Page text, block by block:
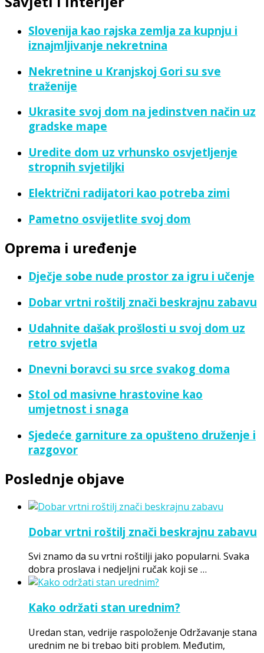
Slovenija kao rajska zemlja za kupnju i
iznajmljivanje nekretnina
Nekretnine u Kranjskoj Gori su sve
traženije
Ukrasite svoj dom na jedinstven način uz
gradske mape
Uredite dom uz vrhunsko osvjetljenje
stropnih svjetiljki
Električni radijatori kao potreba zimi
Pametno osvijetlite svoj dom
Oprema i uređenje
Dječje sobe nude prostor za igru i učenje
Dobar vrtni roštilj znači beskrajnu zabavu
Udahnite dašak prošlosti u svoj dom uz
retro svjetla
Dnevni boravci su srce svakog doma
Stol od masivne hrastovine kao
umjetnost i snaga
Sjedeće garniture za opušteno druženje i
razgovor
Poslednje objave
Dobar vrtni roštilj znači beskrajnu zabavu
Svi znamo da su vrtni roštilji jako popularni. Svaka
dobra proslava i nedjeljni ručak koji se …
Kako održati stan urednim?
Uredan stan, vedrije raspoloženje Održavanje stana
urednim ne bi trebao biti problem. Međutim,